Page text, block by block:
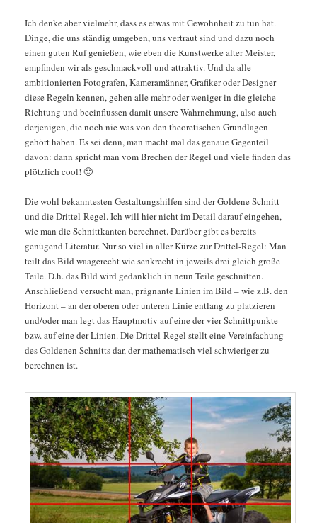
Ich denke aber vielmehr, dass es etwas mit Gewohnheit zu tun hat.
Dinge, die uns ständig umgeben, uns vertraut sind und dazu noch
einen guten Ruf genießen, wie eben die Kunstwerke alter Meister,
empfinden wir als geschmackvoll und attraktiv. Und da alle
ambitionierten Fotografen, Kameramänner, Grafiker oder Designer
diese Regeln kennen, gehen alle mehr oder weniger in die gleiche
Richtung und beeinflussen damit unsere Wahrnehmung, also auch
derjenigen, die noch nie was von den theoretischen Grundlagen
gehört haben. Es sei denn, man macht mal das genaue Gegenteil
davon: dann spricht man vom Brechen der Regel und viele finden das
plötzlich cool! 🙂
Die wohl bekanntesten Gestaltungshilfen sind der Goldene Schnitt
und die Drittel-Regel. Ich will hier nicht im Detail darauf eingehen,
wie man die Schnittkanten berechnet. Darüber gibt es bereits
genügend Literatur. Nur so viel in aller Kürze zur Drittel-Regel: Man
teilt das Bild waagerecht wie senkrecht in jeweils drei gleich große
Teile. D.h. das Bild wird gedanklich in neun Teile geschnitten.
Anschließend versucht man, prägnante Linien im Bild – wie z.B. den
Horizont – an der oberen oder unteren Linie entlang zu platzieren
und/oder man legt das Hauptmotiv auf eine der vier Schnittpunkte
bzw. auf eine der Linien. Die Drittel-Regel stellt eine Vereinfachung
des Goldenen Schnitts dar, der mathematisch viel schwieriger zu
berechnen ist.